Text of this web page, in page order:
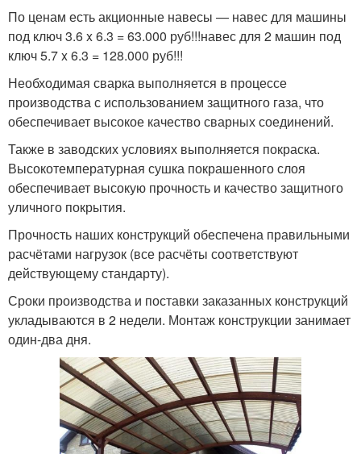
По ценам есть акционные навесы — навес для машины
под ключ 3.6 x 6.3 = 63.000 руб!!!навес для 2 машин под
ключ 5.7 x 6.3 = 128.000 руб!!!
Необходимая сварка выполняется в процессе
производства с использованием защитного газа, что
обеспечивает высокое качество сварных соединений.
Также в заводских условиях выполняется покраска.
Высокотемпературная сушка покрашенного слоя
обеспечивает высокую прочность и качество защитного
уличного покрытия.
Прочность наших конструкций обеспечена правильными
расчётами нагрузок (все расчёты соответствуют
действующему стандарту).
Сроки производства и поставки заказанных конструкций
укладываются в 2 недели. Монтаж конструкции занимает
один-два дня.